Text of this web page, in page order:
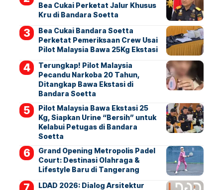
Bea Cukai Perketat Jalur Khusus
Kru di Bandara Soetta
Bea Cukai Bandara Soetta
Perketat Pemeriksaan Crew Usai
Pilot Malaysia Bawa 25Kg Ekstasi
Terungkap! Pilot Malaysia
Pecandu Narkoba 20 Tahun,
Ditangkap Bawa Ekstasi di
Bandara Soetta
Pilot Malaysia Bawa Ekstasi 25
Kg, Siapkan Urine “Bersih” untuk
Kelabui Petugas di Bandara
Soetta
Grand Opening Metropolis Padel
Court: Destinasi Olahraga &
Lifestyle Baru di Tangerang
LDAD 2026: Dialog Arsitektur